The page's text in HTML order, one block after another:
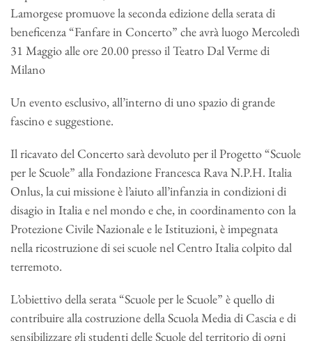
Lamorgese promuove la seconda edizione della serata di
beneficenza “Fanfare in Concerto” che avrà luogo Mercoledì
31 Maggio alle ore 20.00 presso il Teatro Dal Verme di
Milano
Un evento esclusivo, all’interno di uno spazio di grande
fascino e suggestione.
Il ricavato del Concerto sarà devoluto per il Progetto “Scuole
per le Scuole” alla Fondazione Francesca Rava N.P.H. Italia
Onlus, la cui missione è l’aiuto all’infanzia in condizioni di
disagio in Italia e nel mondo e che, in coordinamento con la
Protezione Civile Nazionale e le Istituzioni, è impegnata
nella ricostruzione di sei scuole nel Centro Italia colpito dal
terremoto.
L’obiettivo della serata “Scuole per le Scuole” è quello di
contribuire alla costruzione della Scuola Media di Cascia e di
sensibilizzare gli studenti delle Scuole del territorio di ogni